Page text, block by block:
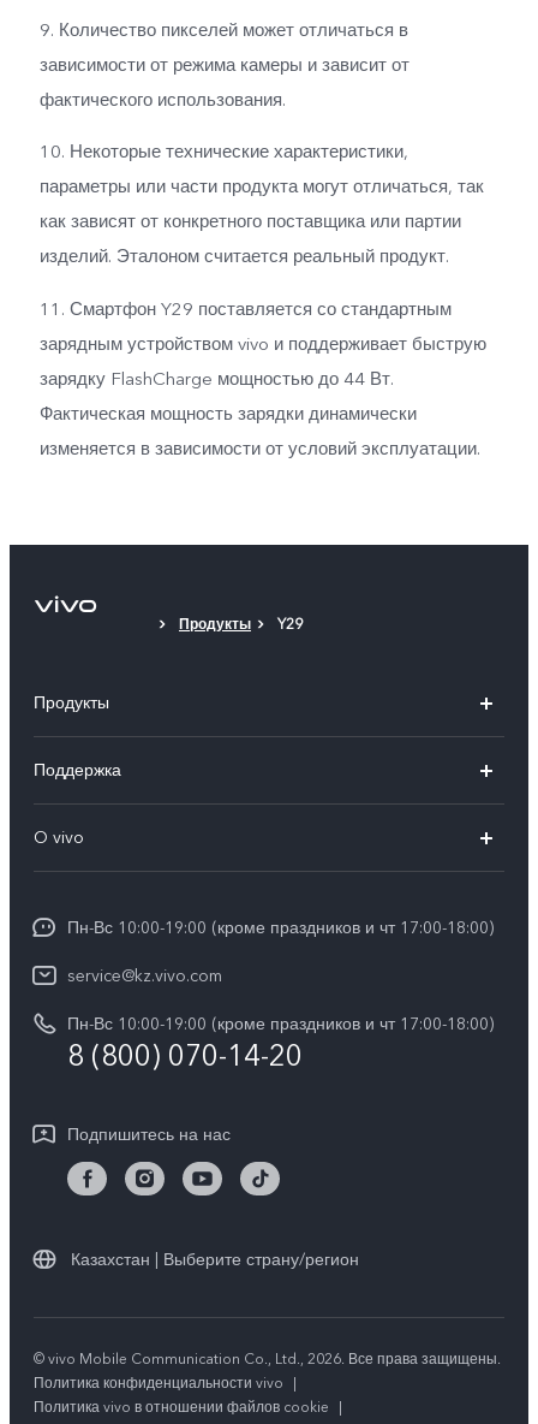
9. Количество пикселей может отличаться в
зависимости от режима камеры и зависит от
фактического использования.
10. Некоторые технические характеристики,
параметры или части продукта могут отличаться, так
как зависят от конкретного поставщика или партии
изделий. Эталоном считается реальный продукт.
11. Смартфон Y29 поставляется со стандартным
зарядным устройством vivo и поддерживает быструю
зарядку FlashCharge мощностью до 44 Вт.
Фактическая мощность зарядки динамически
изменяется в зависимости от условий эксплуатации.
Продукты Y29
Продукты
V40
V30 5G
Y36
TWS 3e
Поддержка
Сервисные центры
Funtouch OS
IMEI аутентификация
Обновление системы
Запрос хода ремонта
O vivo
Пресс-центр
Карьера в vivo
Юридическая информация
Центр конфиденциальности vivo
Стабильность
Пн-Вс 10:00-19:00 (кроме праздников и чт 17:00-18:00)
service@kz.vivo.com
Пн-Вс 10:00-19:00 (кроме праздников и чт 17:00-18:00)
8 (800) 070-14-20
Подпишитесь на нас
Казахстан | Выберите страну/регион
© vivo Mobile Communication Co., Ltd., 2026. Все права защищены.
Политика конфиденциальности vivo
|
Политика vivo в отношении файлов cookie
|